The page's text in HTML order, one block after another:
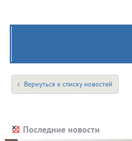
Вернуться к списку новостей
Последние новости